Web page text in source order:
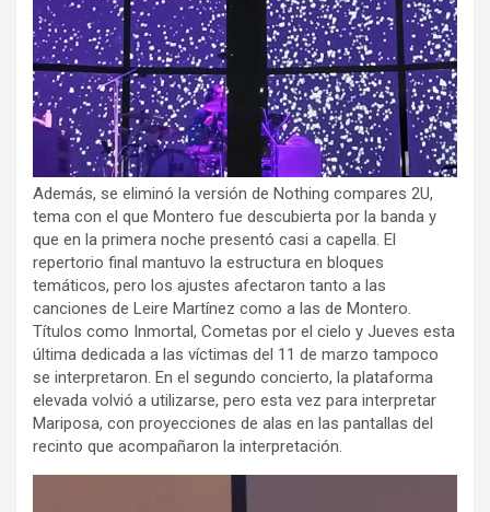
Además, se eliminó la versión de Nothing compares 2U,
tema con el que Montero fue descubierta por la banda y
que en la primera noche presentó casi a capella. El
repertorio final mantuvo la estructura en bloques
temáticos, pero los ajustes afectaron tanto a las
canciones de Leire Martínez como a las de Montero.
Títulos como Inmortal, Cometas por el cielo y Jueves esta
última dedicada a las víctimas del 11 de marzo tampoco
se interpretaron. En el segundo concierto, la plataforma
elevada volvió a utilizarse, pero esta vez para interpretar
Mariposa, con proyecciones de alas en las pantallas del
recinto que acompañaron la interpretación.